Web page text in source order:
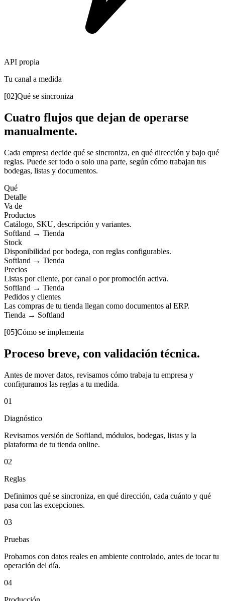
API propia
Tu canal a medida
[02]Qué se sincroniza
Cuatro flujos que dejan de operarse
manualmente.
Cada empresa decide qué se sincroniza, en qué dirección y bajo qué
reglas. Puede ser todo o solo una parte, según cómo trabajan tus
bodegas, listas y documentos.
Qué
Detalle
Va de
Productos
Catálogo, SKU, descripción y variantes.
Softland → Tienda
Stock
Disponibilidad por bodega, con reglas configurables.
Softland → Tienda
Precios
Listas por cliente, por canal o por promoción activa.
Softland → Tienda
Pedidos y clientes
Las compras de tu tienda llegan como documentos al ERP.
Tienda → Softland
[05]Cómo se implementa
Proceso breve, con validación técnica.
Antes de mover datos, revisamos cómo trabaja tu empresa y
configuramos las reglas a tu medida.
01
Diagnóstico
Revisamos versión de Softland, módulos, bodegas, listas y la
plataforma de tu tienda online.
02
Reglas
Definimos qué se sincroniza, en qué dirección, cada cuánto y qué
pasa con las excepciones.
03
Pruebas
Probamos con datos reales en ambiente controlado, antes de tocar tu
operación del día.
04